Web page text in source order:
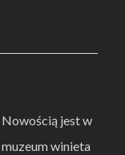
Nowością jest w
muzeum winieta